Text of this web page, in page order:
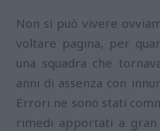
Non si può vivere
voltare pagina, per
una squadra che
anni di assenza con
Errori ne sono stati
rimedi apportati a